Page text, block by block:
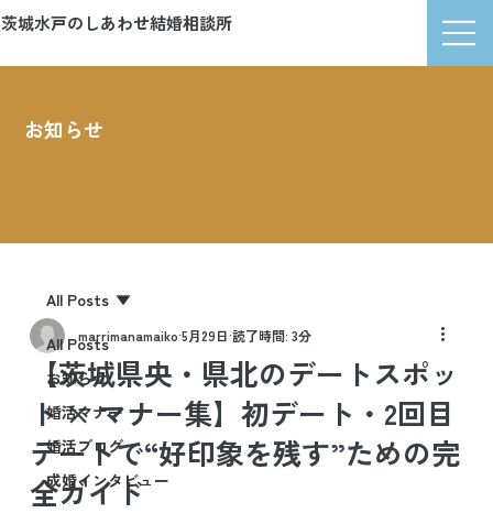
茨城水戸のしあわせ結婚相談所
お知らせ
All Posts
お知らせ
婚活マナー
婚活ブログ
成婚インタビュー
All Posts
【茨城県央・県北のデートスポッ
ト × マナー集】初デート・2回目
デートで“好印象を残す”ための完
全ガイド
marrimanamaiko 5月29日 読了時間: 3分